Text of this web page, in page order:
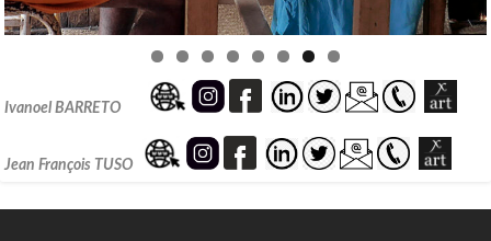
Ivanoel BARRETO
Jean François TUSO